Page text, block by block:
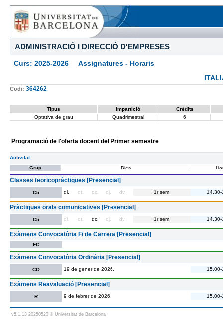
ADMINISTRACIÓ I DIRECCIÓ D'EMPRESES
Curs: 2025-2026 Assignatures - Horaris
Codi: 364262
Tipus Impartició
Crédits
Optativa de grau
Quadrimestral 6
Programació de l'oferta docent del Primer semestre
Activitat
Grup
Dies
Classes teoricopràctiques [Presencial]
C5 dl. dt. dc. dj. dv. 1r sem. 14.30-
Pràctiques orals comunicatives [Presencial]
C5 dl. dt. dc. dj. dv. 1r sem. 14.30-
Exàmens Convocatòria Fi de Carrera [Presencial]
FC
Exàmens Convocatòria Ordinària [Presencial]
CO 19 de gener de 2026. 15.00-
Exàmens Reavaluació [Presencial]
R 9 de febrer de 2026. 15.00-
v5.1.13 20250520 © Universitat de Barcelona